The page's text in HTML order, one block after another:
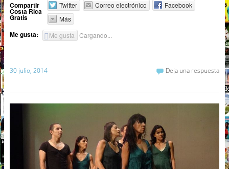
Compartir
Costa Rica
Gratis
Twitter Correo electrónico
Facebook
Más
Me gusta: Me gusta Cargando...
30 julio, 2014 Deja una respuesta